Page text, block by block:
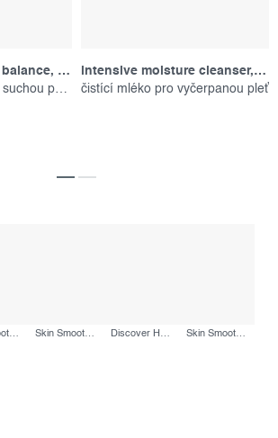
intensive moisture balance, 100 ml
hydratační krém pro suchou pokožku
intensive moisture cleanser, 150 ml
čistící mléko pro vyčerpanou pleť
Skin Smoothing Cream Moisturizer, 100 ml Skin Smoothing Cream Moisturizer, 50 ml Discover Healthy Skin Kit, set produktů Skin Smoothing Cream Moisturizer, 150 ml